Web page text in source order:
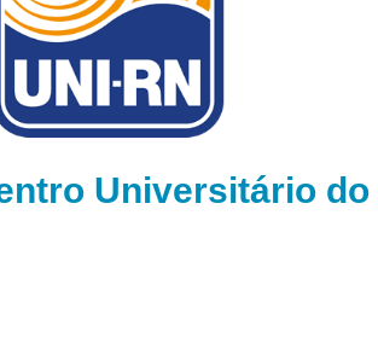
Universitário do